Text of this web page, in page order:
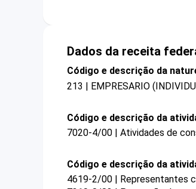
Dados da receita
Código e descrição da
213 | EMPRESARIO
Código e descrição da
7020-4/00 | Atividades de
Código e descrição da
4619-2/00 | Representantes